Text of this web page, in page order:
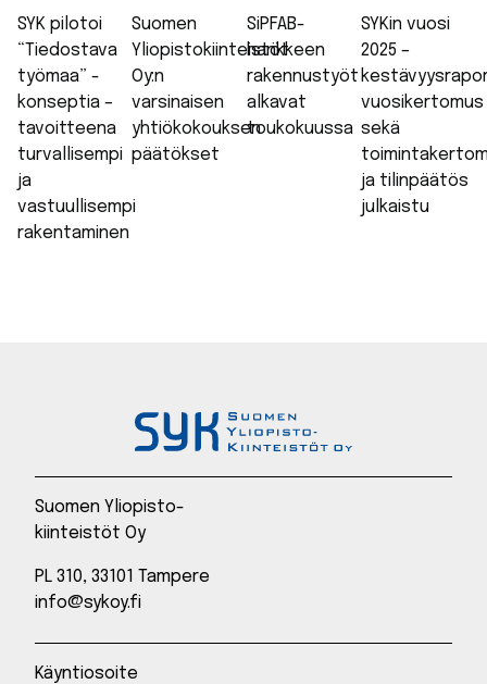
SYK pilotoi
“Tiedostava
työmaa” -
konseptia –
tavoitteena
turvallisempi
ja
vastuullisempi
rakentaminen
Suomen
Yliopistokiinteistöt
Oy:n
varsinaisen
yhtiökokouksen
päätökset
SiPFAB-
hankkeen
rakennustyöt
alkavat
toukokuussa
SYKin vuosi
2025 –
vuosikertomus
sekä
ja tilinpäätös
julkaistu
Suomen Yliopisto-
kiinteistöt Oy
PL 310, 33101 Tampere
info@sykoy.fi
Käyntiosoite